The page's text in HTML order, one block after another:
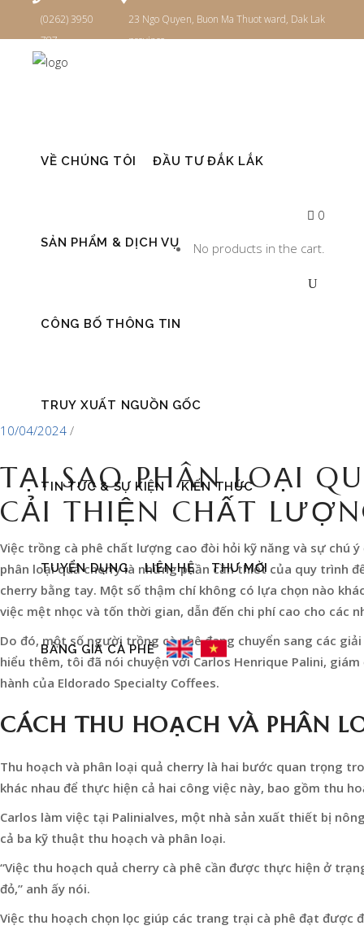
(0262) 3950
787
23 Ngo Quyen, Buon Ma Thuot ward, Dak Lak
province
VỀ CHÚNG TÔI ĐẦU TƯ ĐẮK LẮK
SẢN PHẨM & DỊCH VỤ
CÔNG BỐ THÔNG TIN
TRUY XUẤT NGUỒN GỐC
TIN TỨC & SỰ KIỆN KIẾN THỨC
TUYỂN DỤNG LIÊN HỆ THƯ MỜI
BẢNG GIÁ CÀ PHÊ
0
No products in the cart.
10/04/2024
TẠI SAO PHÂN LOẠI
CẢI THIỆN CHẤT
Việc trồng cà phê chất lượng cao đòi hỏi kỹ năng và sự chú
phân loại quả cherry là những phần cần thiết của quy trình
cherry bằng tay. Một số thậm chí không có lựa chọn nào
việc mệt nhọc và tốn thời gian, dẫn đến chi phí cao cho các
Do đó, một số người trồng cà phê đang chuyển sang các
hiểu thêm, tôi đã nói chuyện với Carlos Henrique Palini,
hành của Eldorado Specialty Coffees.
CÁCH THU HOẠCH VÀ PHÂN
Thu hoạch và phân loại quả cherry là hai bước quan trọng
khác nhau để thực hiện cả hai công việc này, bao gồm thu
Carlos làm việc tại Palinialves, một nhà sản xuất thiết bị
cả ba kỹ thuật thu hoạch và phân loại.
“Việc thu hoạch quả cherry cà phê cần được thực hiện ở
đỏ,” anh ấy nói.
Việc thu hoạch chọn lọc giúp các trang trại cà phê đạt được